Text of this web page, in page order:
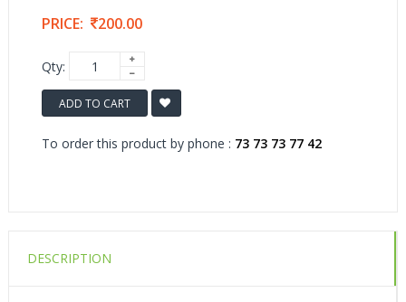
PRICE: 200.00
Qty:
ADD TO CART
To order this product by phone : 73 73 73 77 42
DESCRIPTION